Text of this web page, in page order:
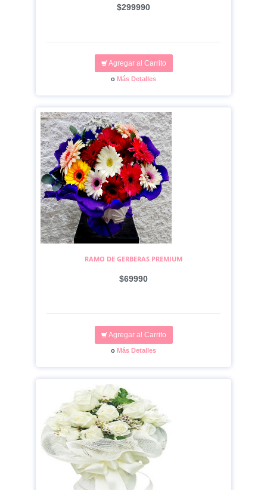
$299990
Agregar al Carrito
o Más Detalles
RAMO DE GERBERAS PREMIUM
$69990
Agregar al Carrito
o Más Detalles